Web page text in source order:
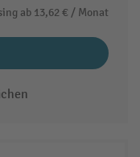
ab 13,62 € / Monat